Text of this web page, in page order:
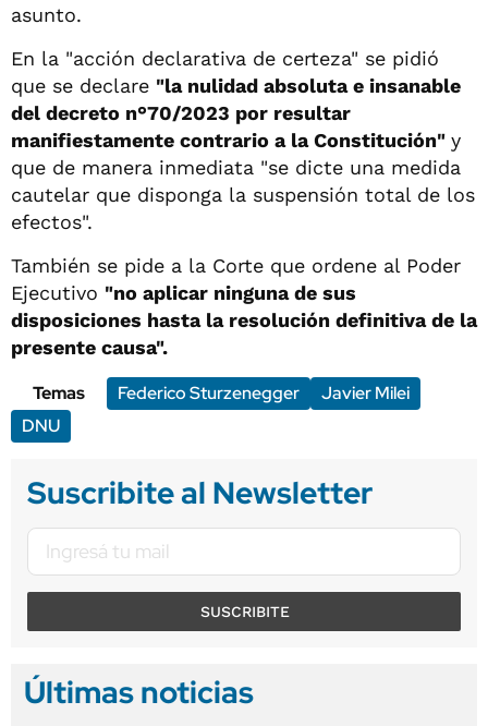
asunto.
En la "acción declarativa de certeza" se pidió
que se declare "la nulidad absoluta e insanable
del decreto n°70/2023 por resultar
manifiestamente contrario a la Constitución" y
que de manera inmediata "se dicte una medida
cautelar que disponga la suspensión total de los
efectos".
También se pide a la Corte que ordene al Poder
Ejecutivo "no aplicar ninguna de sus
disposiciones hasta la resolución definitiva de la
presente causa".
Temas
Federico Sturzenegger
Javier Milei
DNU
Suscribite al Newsletter
SUSCRIBITE
Últimas noticias